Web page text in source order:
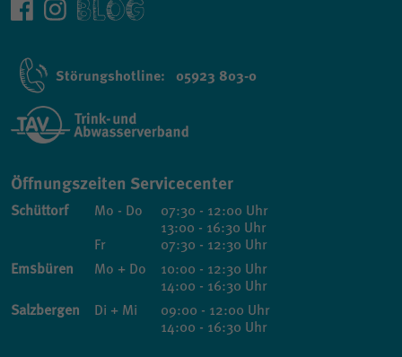
Störungshotline: 05923 803-0
Öffnungszeiten Servicecenter
Schüttorf
Mo - Do
Fr
07:30 - 12:00 Uhr
13:00 - 16:30 Uhr
07:30 - 12:30 Uhr
Emsbüren
Mo + Do
10:00 - 12:30 Uhr
14:00 - 16:30 Uhr
Salzbergen
Di + Mi
09:00 - 12:00 Uhr
14:00 - 16:30 Uhr